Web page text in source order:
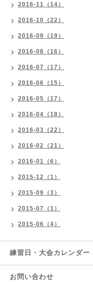
2016-11（14）
2016-10（22）
2016-09（19）
2016-08（16）
2016-07（17）
2016-06（15）
2016-05（17）
2016-04（18）
2016-03（22）
2016-02（21）
2016-01（6）
2015-12（1）
2015-09（3）
2015-07（1）
2015-06（4）
練習日・大会カレンダー
お問い合わせ